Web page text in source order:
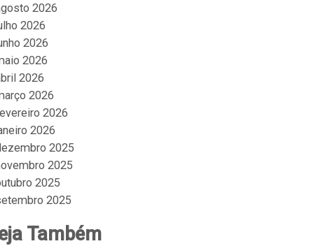
2026
2026
2026
2026
2026
2026
2026
2026
2025
2025
2025
2025
Também